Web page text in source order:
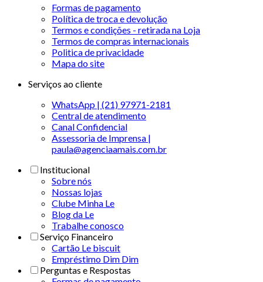
Formas de pagamento
Política de troca e devolução
Termos e condições - retirada na Loja
Termos de compras internacionais
Politica de privacidade
Mapa do site
Serviços ao cliente
WhatsApp | (21) 97971-2181
Central de atendimento
Canal Confidencial
Assessoria de Imprensa |
paula@agenciaamais.com.br
Institucional
Sobre nós
Nossas lojas
Clube Minha Le
Blog da Le
Trabalhe conosco
Serviço Financeiro
Cartão Le biscuit
Empréstimo Dim Dim
Perguntas e Respostas